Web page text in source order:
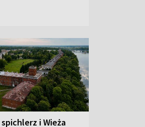
i Wieża